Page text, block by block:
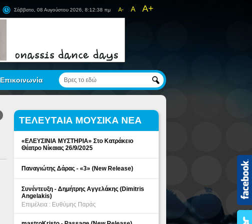
A- A A+
Σάββατο, 08 Αυγούστου 2026, 8:12:38 πμ
Επικοινωνία
ΤΕΛΕΥΤΑΙΑ ΜΟΥΣΙΚΑ ΝΕΑ
«ΕΛΕΥΣΙΝΙΑ ΜΥΣΤΗΡΙΑ» Στο Κατράκειο
Θέατρο Νίκαιας 26/9/2025
Παναγιώτης Δάρας - «3» (New Release)
Συνέντευξη - Δημήτρης Αγγελάκης (Dimitris
Angelakis)
Επιμέλεια : Ευθύμης Παράς